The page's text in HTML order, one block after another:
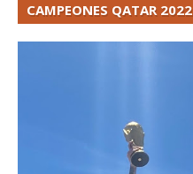
CAMPEONES QATAR 2022